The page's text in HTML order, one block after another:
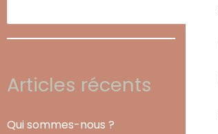
Articles récents
Qui sommes-nous ?